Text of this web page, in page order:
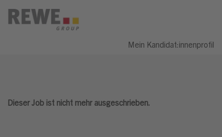
Mein Kandidat:innenprofil
Dieser Job ist nicht mehr ausgeschrieben.